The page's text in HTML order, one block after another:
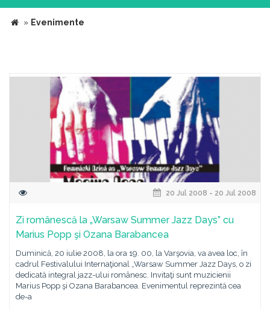
» Evenimente
20 Jul 2008 - 20 Jul 2008
Zi românescă la „Warsaw Summer Jazz Days” cu
Marius Popp şi Ozana Barabancea
Duminică, 20 iulie 2008, la ora 19. 00, la Varşovia, va avea loc, în
cadrul Festivalului Internaţional „Warsaw Summer Jazz Days, o zi
dedicată integral jazz-ului românesc. Invitaţi sunt muzicienii
Marius Popp şi Ozana Barabancea. Evenimentul reprezintă cea
de-a